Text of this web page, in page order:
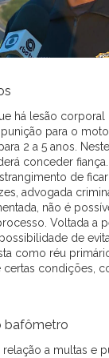
há lesão
para o
2 a 5 anos.
conceder fiança.
de
advogada
não é
Voltada a
de
como réu
condições,
bafômetro
a multas e